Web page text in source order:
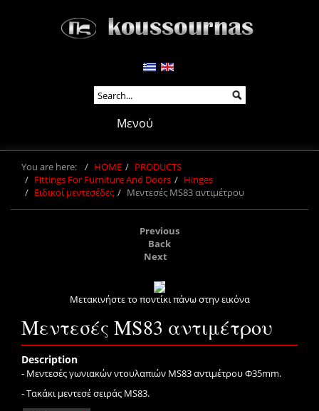
Μενού
You are here: HOME
PRODUCTS
Fittings For Furniture And Doors
Hinges
Ειδικοί μεντεσέδες
Μεντεσές MS83 αντιμέτρου
Previous
Back
Next
Μετακινήστε το ποντίκι πάνω στην εικόνα
Μεντεσές MS83 αντιμέτρου
Description
- Μεντεσές γωνιακών ντουλαπιών MS83 αντιμέτρου Φ35mm.
- Τακάκι μεντεσέ σειράς MS83.